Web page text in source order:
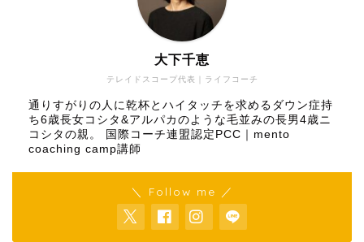
テレイドスコープ代表｜ライフコーチ
大下千恵
通りすがりの人に乾杯とハイタッチを求めるダウン症持
ち6歳長女コシタ&アルパカのような毛並みの長男4歳ニ
コシタの親。 国際コーチ連盟認定PCC｜mento
coaching camp講師
＼ Follow me ／